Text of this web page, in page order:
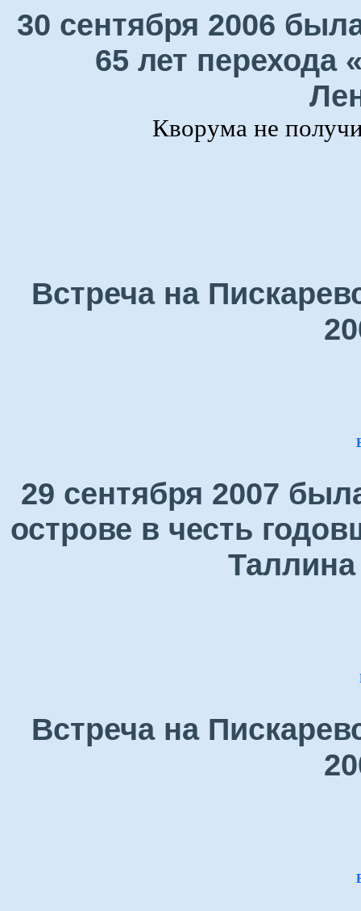
30 сентября 2006
65 лет перехода
Кворума не
Встреча на
29 сентября 2007
острове в честь
Встреча на